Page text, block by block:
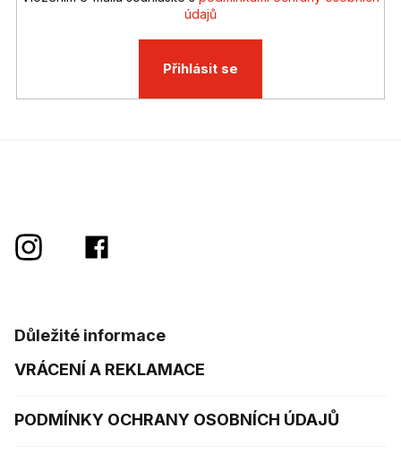
údajů
Přihlásit se
Důležité informace
VRÁCENÍ A REKLAMACE
PODMÍNKY OCHRANY OSOBNÍCH ÚDAJŮ